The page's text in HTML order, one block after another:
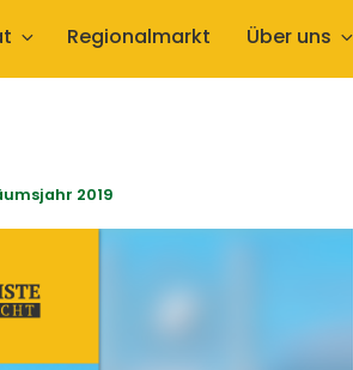
Regionalmarkt Über uns
2019